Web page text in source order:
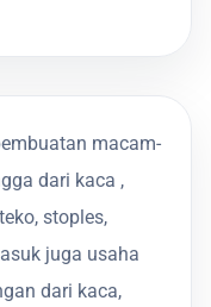
macam-
dari kaca ,
stoples,
juga usaha
dari kaca,